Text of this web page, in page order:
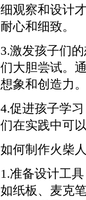
细观察和设计
耐心和细致。
3.激发孩子们
们大胆尝试。
想象和创造力
4.促进孩子学
们在实践中可
如何制作火柴
1.准备设计工
如纸板、麦克